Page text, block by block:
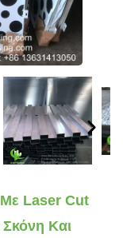
Με Laser Cut
Και